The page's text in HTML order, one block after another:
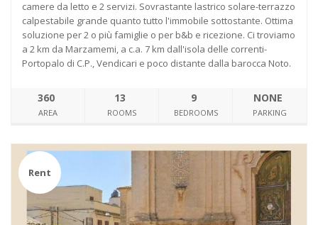
camere da letto e 2 servizi. Sovrastante lastrico solare-terrazzo
calpestabile grande quanto tutto l'immobile sottostante. Ottima
soluzione per 2 o più famiglie o per b&b e ricezione. Ci troviamo
a 2 km da Marzamemi, a c.a. 7 km dall'isola delle correnti-
Portopalo di C.P., Vendicari e poco distante dalla barocca Noto.
360
AREA
13
ROOMS
9
BEDROOMS
NONE
PARKING
Rent